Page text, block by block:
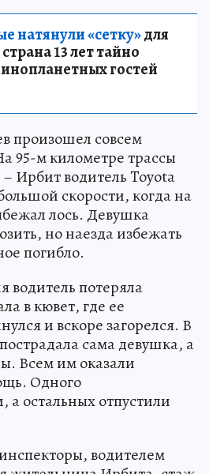
натянули «сетку»для
13 лет тайно
гостей
произошел совсем
95-м километре трассы
Ирбит водитель Toyota
скорости, когда на
лось. Девушка
но наезда избежать
погибло.
водитель потеряла
в кювет, где ее
и вскоре загорелся. В
сама девушка, а
Всем им оказали
Одного
а остальных отпустили
водителем